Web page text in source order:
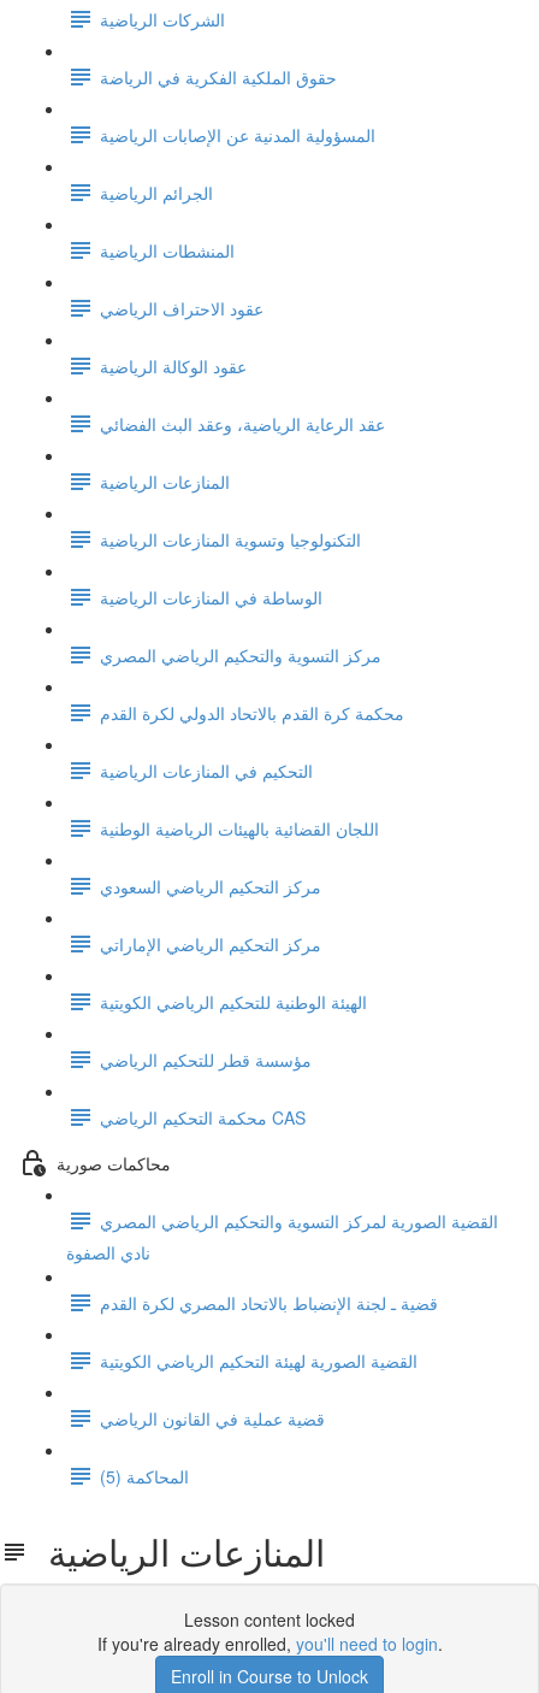
الشركات الرياضية
حقوق الملكية الفكرية في الرياضة
المسؤولية المدنية عن الإصابات الرياضية
الجرائم الرياضية
المنشطات الرياضية
عقود الاحتراف الرياضي
عقود الوكالة الرياضية
عقد الرعاية الرياضية، وعقد البث الفضائي
المنازعات الرياضية
التكنولوجيا وتسوية المنازعات الرياضية
الوساطة في المنازعات الرياضية
مركز التسوية والتحكيم الرياضي المصري
محكمة كرة القدم بالاتحاد الدولي لكرة القدم
التحكيم في المنازعات الرياضية
اللجان القضائية بالهيئات الرياضية الوطنية
مركز التحكيم الرياضي السعودي
مركز التحكيم الرياضي الإماراتي
الهيئة الوطنية للتحكيم الرياضي الكويتية
مؤسسة قطر للتحكيم الرياضي
محكمة التحكيم الرياضي CAS
محاكمات صورية
القضية الصورية لمركز التسوية والتحكيم الرياضي المصري
نادي الصفوة
قضية ـ لجنة الإنضباط بالاتحاد المصري لكرة القدم
القضية الصورية لهيئة التحكيم الرياضي الكويتية
قضية عملية في القانون الرياضي
المحاكمة (5)
المنازعات الرياضية
Lesson content locked
If you're already enrolled, you'll need to login.
Enroll in Course to Unlock